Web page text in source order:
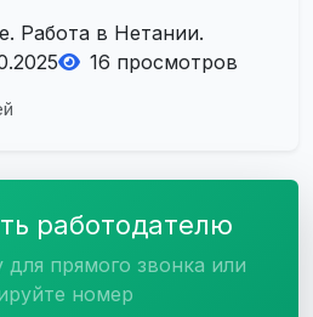
Работа в Нетании.
16 просмотров
работодателю
прямого звонка или
номер